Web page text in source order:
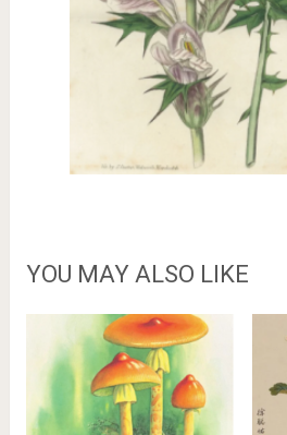
YOU MAY ALSO LIKE